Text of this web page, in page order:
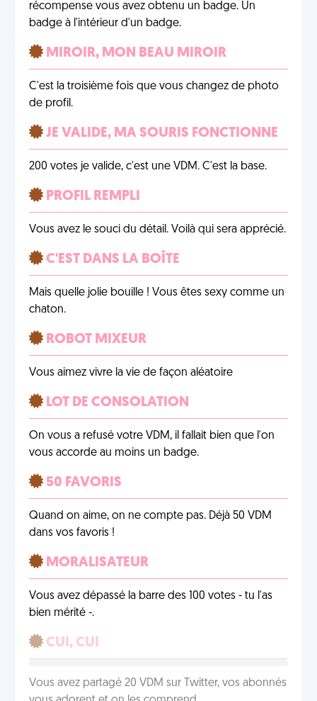
récompense vous avez obtenu un badge. Un
badge à l'intérieur d'un badge.
MIROIR, MON BEAU MIROIR
C'est la troisième fois que vous changez de photo
de profil.
JE VALIDE, MA SOURIS FONCTIONNE
200 votes je valide, c'est une VDM. C'est la base.
PROFIL REMPLI
Vous avez le souci du détail. Voilà qui sera apprécié.
C'EST DANS LA BOÎTE
Mais quelle jolie bouille ! Vous êtes sexy comme un
chaton.
ROBOT MIXEUR
Vous aimez vivre la vie de façon aléatoire
LOT DE CONSOLATION
On vous a refusé votre VDM, il fallait bien que l'on
vous accorde au moins un badge.
50 FAVORIS
Quand on aime, on ne compte pas. Déjà 50 VDM
dans vos favoris !
MORALISATEUR
Vous avez dépassé la barre des 100 votes - tu l'as
bien mérité -.
CUI, CUI
Vous avez partagé 20 VDM sur Twitter, vos abonnés